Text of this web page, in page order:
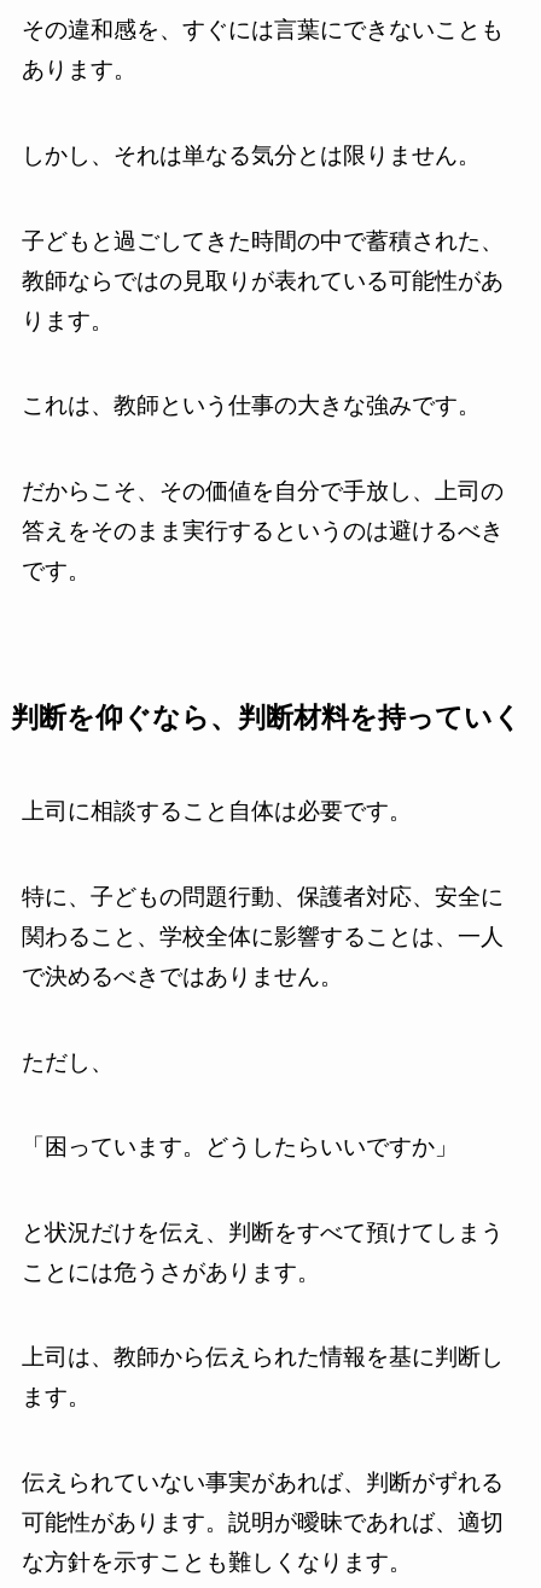
その違和感を、すぐには言葉にできないことも
あります。
しかし、それは単なる気分とは限りません。
子どもと過ごしてきた時間の中で蓄積された、
教師ならではの見取りが表れている可能性があ
ります。
これは、教師という仕事の大きな強みです。
だからこそ、その価値を自分で手放し、上司の
答えをそのまま実行するというのは避けるべき
です。
判断を仰ぐなら、判断材料を持っていく
上司に相談すること自体は必要です。
特に、子どもの問題行動、保護者対応、安全に
関わること、学校全体に影響することは、一人
で決めるべきではありません。
ただし、
「困っています。どうしたらいいですか」
と状況だけを伝え、判断をすべて預けてしまう
ことには危うさがあります。
上司は、教師から伝えられた情報を基に判断し
ます。
伝えられていない事実があれば、判断がずれる
可能性があります。説明が曖昧であれば、適切
な方針を示すことも難しくなります。